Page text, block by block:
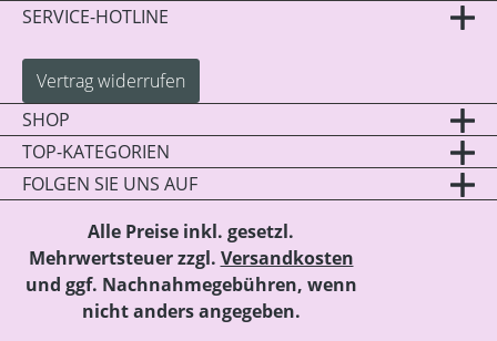
SERVICE-HOTLINE
Vertrag widerrufen
SHOP
TOP-KATEGORIEN
FOLGEN SIE UNS AUF
Alle Preise inkl. gesetzl.
Mehrwertsteuer zzgl. Versandkosten
und ggf. Nachnahmegebühren, wenn
nicht anders angegeben.